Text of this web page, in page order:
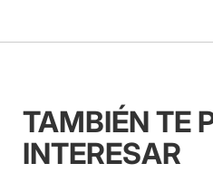
TAMBIÉN TE
INTERESAR